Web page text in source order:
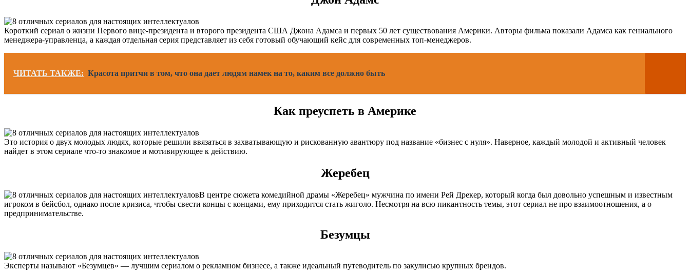
Короткий сериал о жизни Первого вице-президента и второго президента США Джона Адамса и первых 50 лет существования Америки. Авторы фильма показали Адамса как гениального
менеджера-управленца, а каждая отдельная серия представляет из себя готовый обучающий кейс для современных топ-менеджеров.
ЧИТАТЬ ТАКЖЕ: Красота притчи в том, что она дает людям намек на то, каким все должно быть
Как преуспеть в Америке
Это история о двух молодых людях, которые решили ввязаться в захватывающую и рискованную авантюру под название «бизнес с нуля». Наверное, каждый молодой и активный человек
найдет в этом сериале что-то знакомое и мотивирующее к действию.
Жеребец
В центре сюжета комедийной драмы «Жеребец» мужчина по имени Рей Дрекер, который когда был довольно успешным и известным
игроком в бейсбол, однако после кризиса, чтобы свести концы с концами, ему приходится стать жиголо. Несмотря на всю пикантность темы, этот сериал не про взаимоотношения, а о
предпринимательстве.
Безумцы
Эксперты называют «Безумцев» — лучшим сериалом о рекламном бизнесе, а также идеальный путеводитель по закулисью крупных брендов.